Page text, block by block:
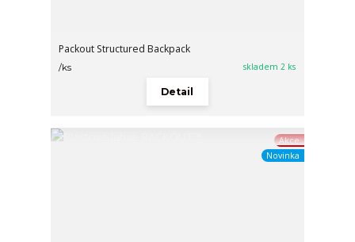
Packout Structured Backpack
/ks skladem 2 ks
Detail
Akce
Novinka